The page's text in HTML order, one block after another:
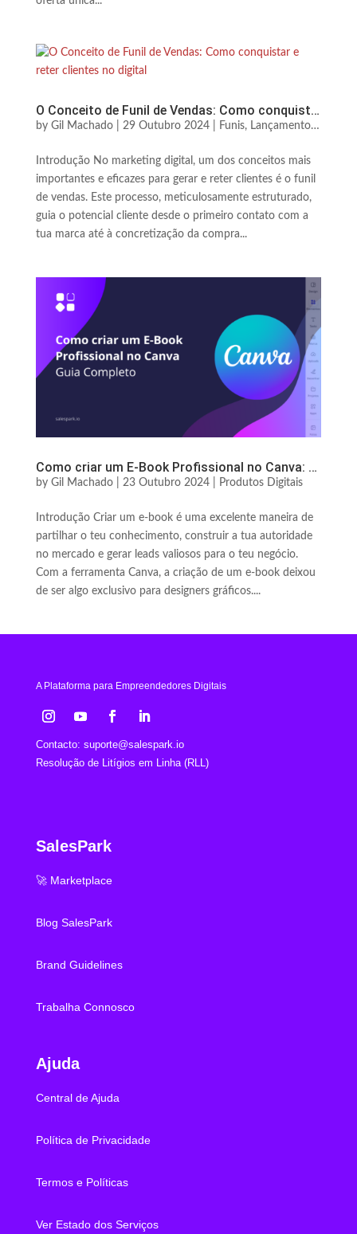
O Conceito de Funil de Vendas: Como conquistar e reter clientes no digital
by Gil Machado| 29 Outubro 2024| Funis, Lançamentos & Escala
Introdução No marketing digital, um dos conceitos mais
importantes e eficazes para gerar e reter clientes é o funil
de vendas. Este processo, meticulosamente estruturado,
guia o potencial cliente desde o primeiro contato com a
tua marca até à concretização da compra...
Como criar um E-Book Profissional no Canva: O Guia Completo
by Gil Machado| 23 Outubro 2024| Produtos Digitais
Introdução Criar um e-book é uma excelente maneira de
partilhar o teu conhecimento, construir a tua autoridade
no mercado e gerar leads valiosos para o teu negócio.
Com a ferramenta Canva, a criação de um e-book deixou
de ser algo exclusivo para designers gráficos....
A Plataforma para Empreendedores Digitais
Contacto: suporte@salespark.io
Resolução de Litígios em Linha (RLL)
SalesPark
🚀 Marketplace
Blog SalesPark
Brand Guidelines
Trabalha Connosco
Ajuda
Central de Ajuda
Política de Privacidade
Termos e Políticas
Ver Estado dos Serviços